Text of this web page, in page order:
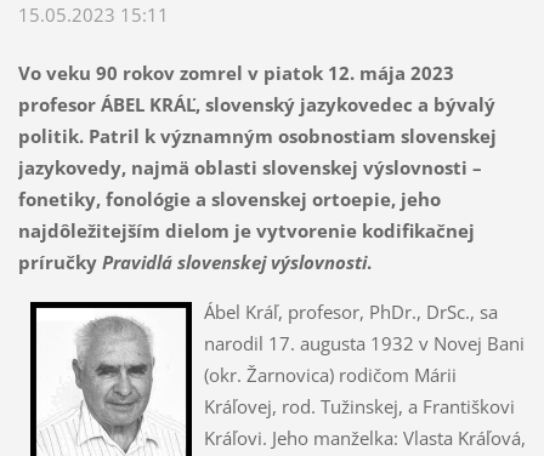
15.05.2023 15:11
Vo veku 90 rokov zomrel v piatok 12. mája 2023
profesor ÁBEL KRÁĽ, slovenský jazykovedec a bývalý
politik. Patril k významným osobnostiam slovenskej
jazykovedy, najmä oblasti slovenskej výslovnosti –
fonetiky, fonológie a slovenskej ortoepie, jeho
najdôležitejším dielom je vytvorenie kodifikačnej
príručky Pravidlá slovenskej výslovnosti.
Ábel Kráľ, profesor, PhDr., DrSc., sa
narodil 17. augusta 1932 v Novej Bani
(okr. Žarnovica) rodičom Márii
Kráľovej, rod. Tužinskej, a Františkovi
Kráľovi. Jeho manželka: Vlasta Kráľová,